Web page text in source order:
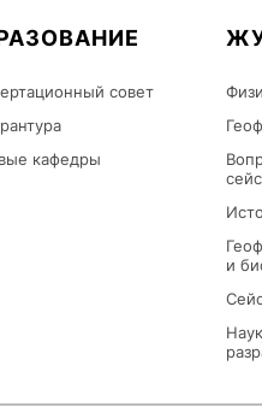
совет
кафедры
и